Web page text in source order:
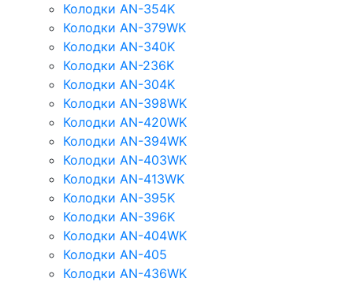
Колодки AN-354K
Колодки AN-379WK
Колодки AN-340K
Колодки AN-236K
Колодки AN-304K
Колодки AN-398WK
Колодки AN-420WK
Колодки AN-394WK
Колодки AN-403WK
Колодки AN-413WK
Колодки AN-395K
Колодки AN-396K
Колодки AN-404WK
Колодки AN-405
Колодки AN-436WK